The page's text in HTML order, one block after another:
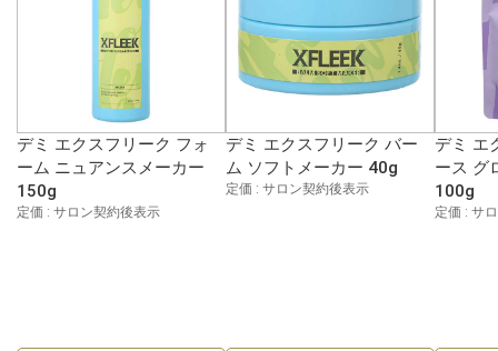
デミ エクスフリーク フォ
ーム ニュアンスメーカー
150g
定価 : サロン契約後表示
デミ エクスフリーク バー
ム ソフトメーカー 40g
定価 : サロン契約後表示
デミ エ
ース グ
100g
定価 : サ